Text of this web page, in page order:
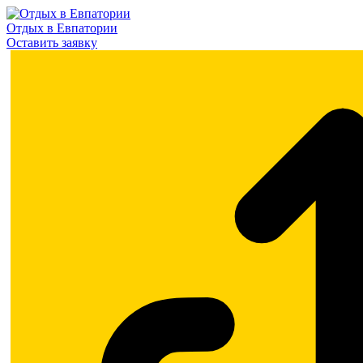
Отдых в Евпатории
Оставить заявку